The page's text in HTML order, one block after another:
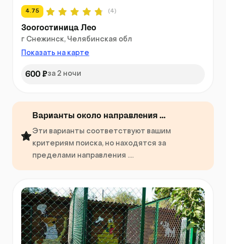
4.75 (4)
Зоогостиница Лео
г Снежинск, Челябинская обл
Показать на карте
600 ₽за 2 ночи
Варианты около направления ...
Эти варианты соответствуют вашим
критериям поиска, но находятся за
пределами направления ....